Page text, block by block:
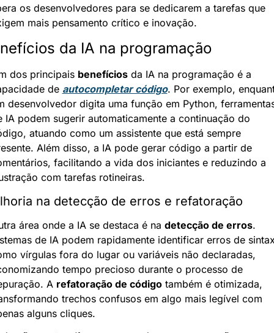
os desenvolvedores para se dedicarem a tarefas que
mais pensamento crítico e inovação.
da IA na programação
dos principais benefícios da IA na programação é a
de autocompletar código. Por exemplo,
desenvolvedor digita uma função em Python,
IA podem sugerir automaticamente a continuação do
atuando como um assistente que está sempre
Além disso, a IA pode gerar código a partir de
facilitando a vida dos iniciantes e reduzindo a
com tarefas rotineiras.
na detecção de erros e refatoração
área onde a IA se destaca é na detecção de erros.
de IA podem rapidamente identificar erros de
vírgulas fora do lugar ou variáveis não declaradas,
tempo precioso durante o processo de
A refatoração de código também é otimizada,
trechos confusos em algo mais legível com
alguns cliques.